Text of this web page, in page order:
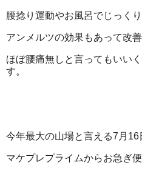
腰捻り運動やお風呂でじっくり
アンメルツの効果もあって改善
ほぼ腰痛無しと言ってもいい
す。
今年最大の山場と言える7月16
マケプレプライムからお急ぎ便